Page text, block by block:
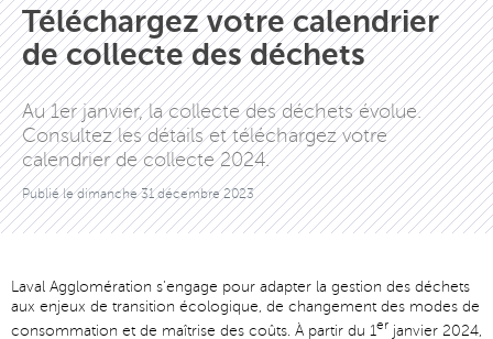
Téléchargez votre calendrier
de collecte des déchets
Au 1er janvier, la collecte des déchets évolue.
Consultez les détails et téléchargez votre
calendrier de collecte 2024.
Publié ledimanche 31 décembre 2023
Laval Agglomération s’engage pour adapter la gestion des déchets
aux enjeux de transition écologique, de changement des modes de
consommation et de maîtrise des coûts. À partir du 1er janvier 2024,